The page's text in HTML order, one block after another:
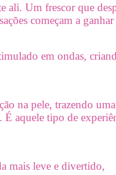
ali. Um frescor que
começam a
em ondas,
na pele, trazendo uma
É aquele tipo de
mais leve e divertido,